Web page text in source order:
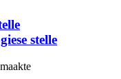
stelle